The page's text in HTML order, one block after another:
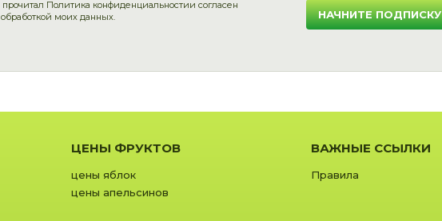
прочитал Политика конфиденциальностии согласен
моих данных.
НАЧНИТЕ ПОДПИСКУ
ЦЕНЫ ФРУКТОВ
цены яблок
цены апельсинов
ВАЖНЫЕ ССЫЛКИ
Правила